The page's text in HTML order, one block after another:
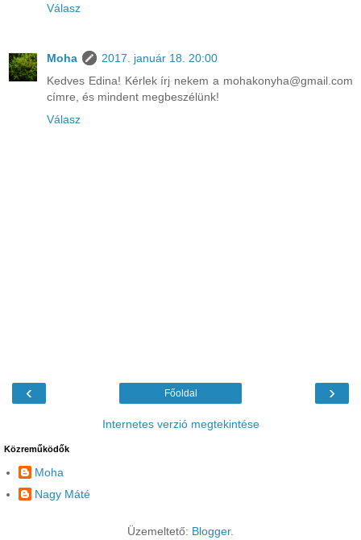
Válasz
Moha
2017. január 18. 20:00
Kedves Edina! Kérlek írj nekem a mohakonyha@gmail.com
címre, és mindent megbeszélünk!
Válasz
‹ ›
Főoldal
Internetes verzió megtekintése
Közreműködők
Moha
Nagy Máté
Üzemeltető: Blogger.